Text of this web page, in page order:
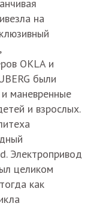
на
OKLA и
были
маневренные
и взрослых.
Электропривод
целиком
как